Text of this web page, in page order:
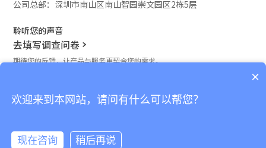
公司总部：深圳市南山区南山智园崇文园区2栋5层
聆听您的声音
去填写调查问卷
期待您的反馈，让产品与服务更契合您的需求。
©2026 深圳市深视智能科技股份有限公司昆山分公司版权所有
by GrowthMan
我们使用Cookie，通过社交媒体连接等方式改善您在我们网站上的体验，并
等待下载的资料(0/20) 全部删除
×
欢迎来到本网站，请问有什么可以帮您？
现在咨询 稍后再说